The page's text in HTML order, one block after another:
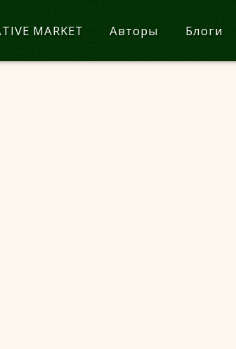
MARKET Авторы Блоги